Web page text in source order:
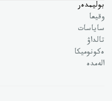
بوليمدەر
وقيعا
ساياسات
تالداۋ
ەكونوميكا
الەمدە